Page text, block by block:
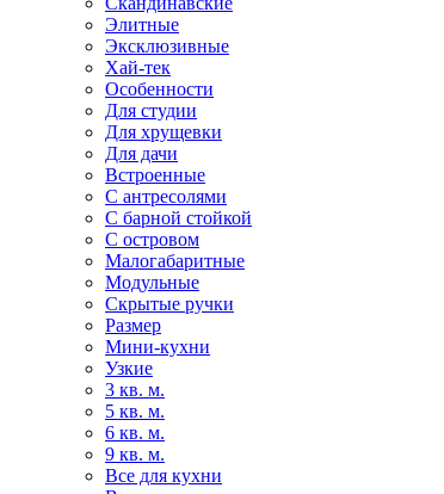
Элитные
Эксклюзивные
Хай-тек
Особенности
Для студии
Для хрущевки
Для дачи
Встроенные
С антресолями
С барной стойкой
С островом
Малогабаритные
Модульные
Скрытые ручки
Размер
Мини-кухни
Узкие
3 кв. м.
5 кв. м.
6 кв. м.
9 кв. м.
Все для кухни